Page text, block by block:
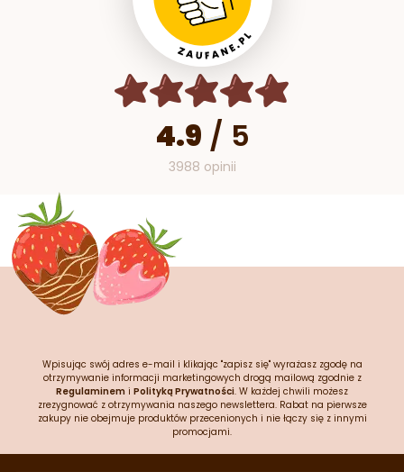
4.9 / 5
3988 opinii
Wpisując swój adres e-mail i klikając "zapisz się" wyrażasz zgodę na
otrzymywanie informacji marketingowych drogą mailową zgodnie z
Regulaminem i Polityką Prywatności. W każdej chwili możesz
zrezygnować z otrzymywania naszego newslettera. Rabat na pierwsze
zakupy nie obejmuje produktów przecenionych i nie łączy się z innymi
promocjami.